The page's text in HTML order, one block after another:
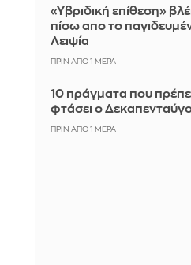
«Υβριδική επίθεση»
πίσω απο το
Λειψία
ΠΡΙΝ ΑΠΌ 1 ΜΈΡΑ
10 πράγματα που
φτάσει ο
ΠΡΙΝ ΑΠΌ 1 ΜΈΡΑ